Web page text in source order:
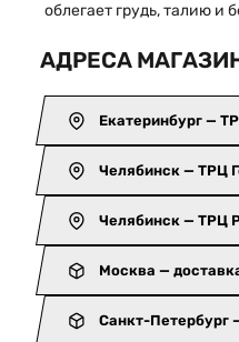
облегает грудь, талию и
АДРЕСА
Екатеринбург —
Челябинск — ТРЦ
Челябинск — ТРЦ
Москва —
Санкт-Петербург